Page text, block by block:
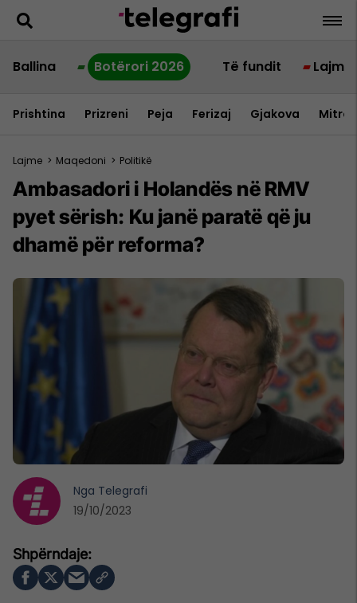
Ballina Botërori 2026 Të fundit Lajme
Prishtina Prizreni Peja Ferizaj Gjakova
Lajme > Maqedoni > Politikë
Ambasadori i Holandës në RMV
pyet sërish: Ku janë paratë që ju
dhamë për reforma?
Nga Telegrafi
19/10/2023